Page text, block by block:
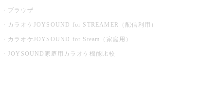
ブラウザ
カラオケJOYSOUND for STREAMER（配信利用）
カラオケJOYSOUND for Steam（家庭用）
JOYSOUND家庭用カラオケ機能比較